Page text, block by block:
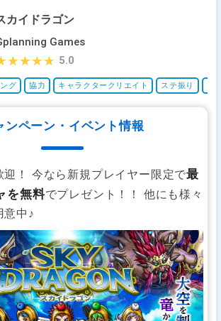
カイドラゴン
Games
グ 協力 キャラクタークリエイト ステ振り
5.0
ンペーン・イベント情報
迎！ 今なら新規プレイヤー限定で最
を無料でプレゼント！！ 他にも様々
意中♪